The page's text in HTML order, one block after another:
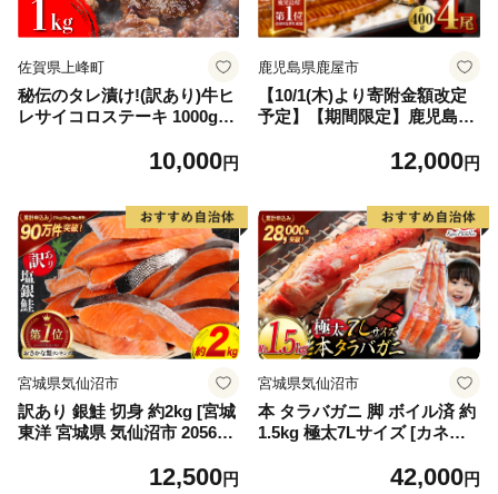
佐賀県上峰町
秘伝のタレ漬け!(訳あり)牛ヒ
レサイコロステーキ 1000g
10,000円
鹿児島県鹿屋市
【10/1(木)より寄附金額改定
予定】【期間限定】鹿児島県
12,000円
宮城県気仙沼市
訳あり 銀鮭 切身 約2kg [宮城
東洋 宮城県 気仙沼市 205649
格外 不揃い さけ サケ 鮭切身
12,500円
宮城県気仙沼市
本 タラバガニ 脚 ボイル済 約
1.5kg 極太7Lサイズ [カネダ
6] カニ かに 蟹 たらばがに た
42,000円